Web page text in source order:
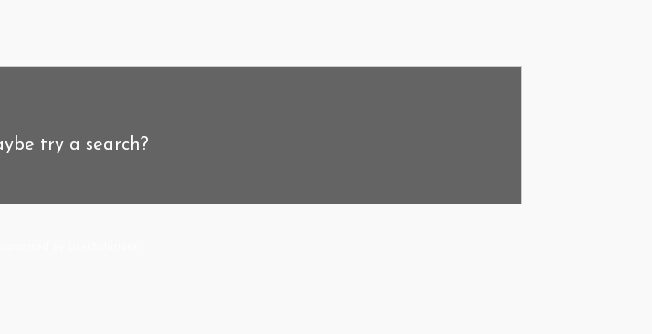
try a search?